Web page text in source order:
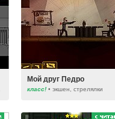
Мой друг Педро
класс! • экшен, стрелялки